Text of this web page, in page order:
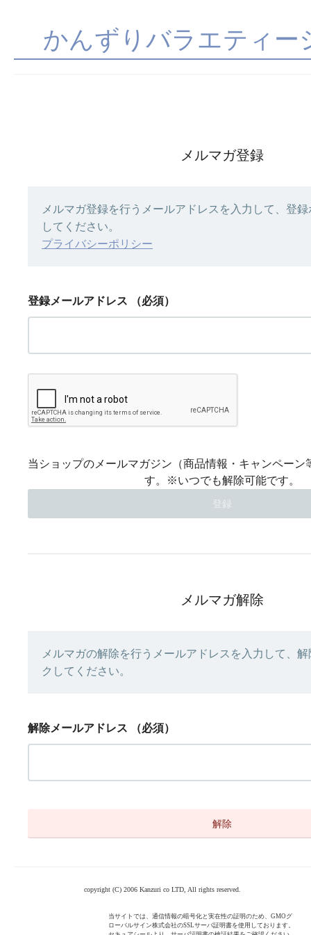
かんずりバラエティー
メルマガ登録
メルマガ登録を行うメールアドレスを入力して、登
してください。
プライバシーポリシー
登録メールアドレス （必須）
当ショップのメールマガジン（商品情報・キャンペーン
す。※いつでも解除可能です。
メルマガ解除
メルマガの解除を行うメールアドレスを入力して、
クしてください。
解除メールアドレス （必須）
copyright (C) 2006 Kanzuri co LTD, All rights reserved.
当サイトでは、通信情報の暗号化と実在性の証明のため、GMOグ
ローバルサイン株式会社のSSLサーバ証明書を使用しております。